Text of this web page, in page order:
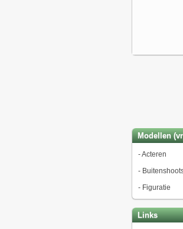
Modellen
-Acteren
-
- Figuratie
Links